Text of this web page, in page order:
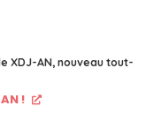
XDJ-AN, nouveau tout-
!